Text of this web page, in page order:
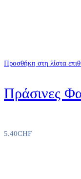
Προσθήκη στη λίστα
Πράσινες
5.40CHF